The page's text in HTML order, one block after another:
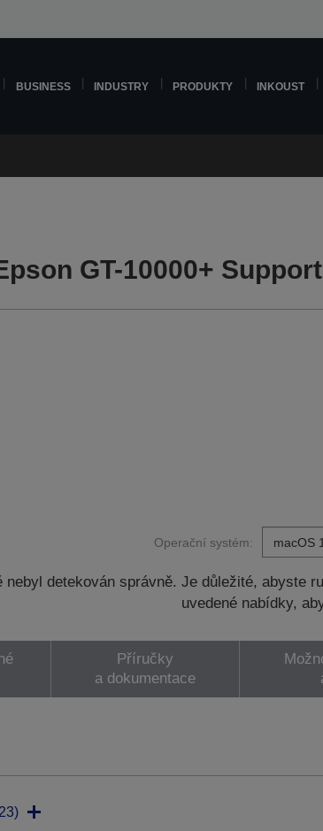
BUSINESS INDUSTRY PRODUKTY INKOUST
GT-10000+ Support
Operační systém:
nebyl detekován správně. Je důležité, abyste
uvedené nabídky,
Příručky
a dokumentace